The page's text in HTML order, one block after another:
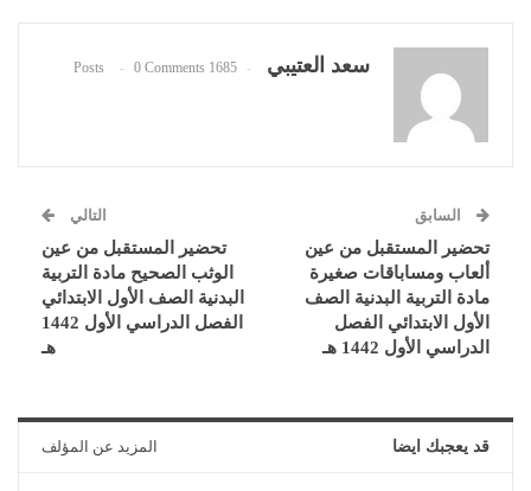
سعد العتيبي 1685 Posts
0 Comments
السابق
تحضير المستقبل من عين
ألعاب ومساباقات صغيرة
مادة التربية البدنية الصف
الأول الابتدائي الفصل
الدراسي الأول 1442 هـ
التالي
تحضير المستقبل من عين
الوثب الصحيح مادة التربية
البدنية الصف الأول الابتدائي
الفصل الدراسي الأول 1442
هـ
قد يعجبك ايضا المزيد عن المؤلف